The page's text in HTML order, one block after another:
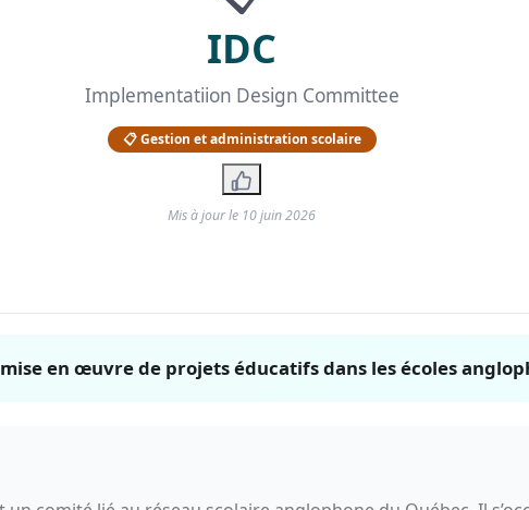
IDC
Implementatiion Design Committee
📋 Gestion et administration scolaire
Mis à jour le 10 juin 2026
en œuvre de projets éducatifs dans les écoles